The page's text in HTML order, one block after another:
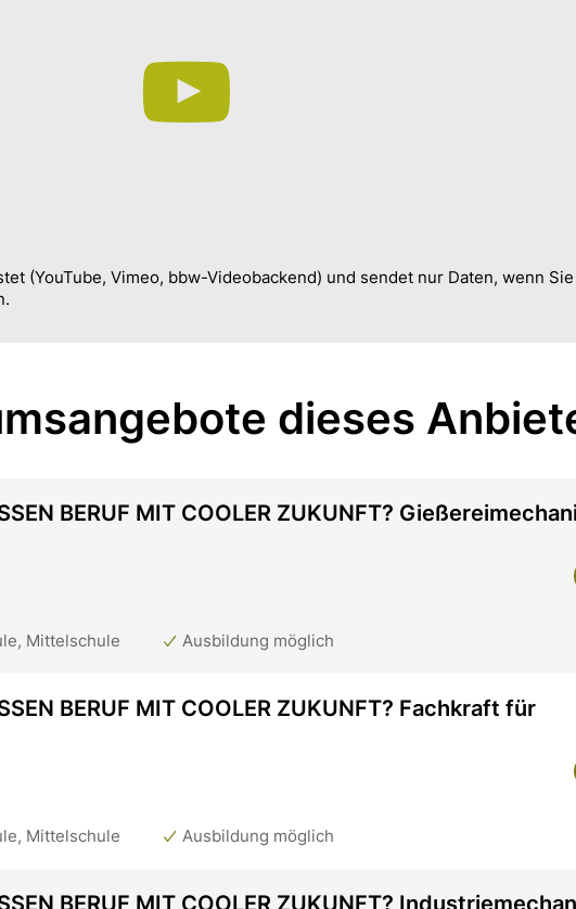
(YouTube, Vimeo, bbw-Videobackend) und sendet nur Daten, wenn Sie
dieses
BERUF MIT COOLER ZUKUNFT?
Mittelschule
Ausbildung möglich
BERUF MIT COOLER ZUKUNFT? Fachkraft für
Mittelschule
Ausbildung möglich
BERUF MIT COOLER ZUKUNFT?